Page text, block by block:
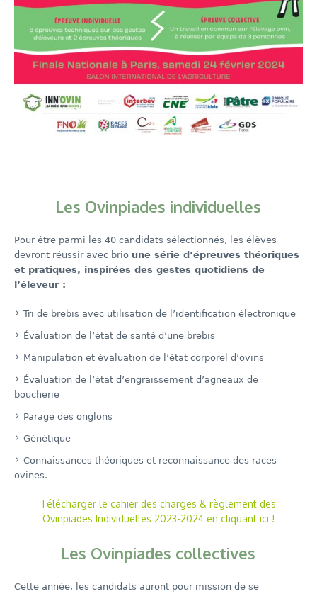
Les Ovinpiades individuelles
Pour être parmi les 40 candidats sélectionnés, les élèves
devront réussir avec brio une série d’épreuves théoriques
et pratiques, inspirées des gestes quotidiens de
l’éleveur :
Tri de brebis avec utilisation de l’identification électronique
Évaluation de l’état de santé d’une brebis
Manipulation et évaluation de l’état corporel d’ovins
Évaluation de l’état d’engraissement d’agneaux de
boucherie
Parage des onglons
Génétique
Connaissances théoriques et reconnaissance des races
ovines.
Télécharger le cahier des charges & règlement des
Ovinpiades Individuelles 2023-2024 en cliquant ici !
Les Ovinpiades collectives
Cette année, les candidats auront pour mission de se